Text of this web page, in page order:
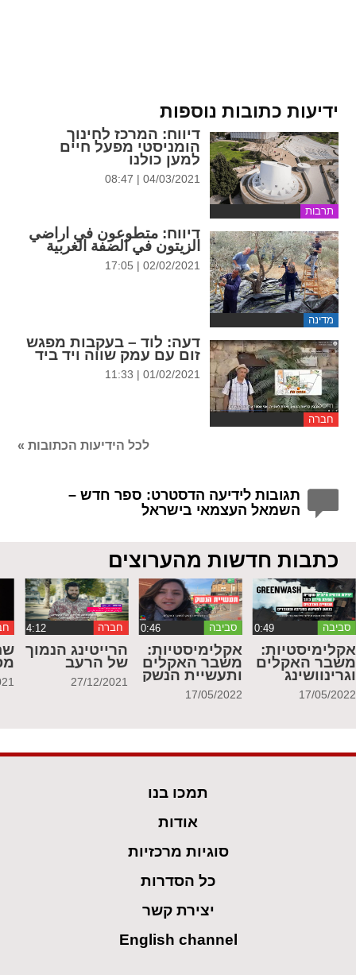
ידיעות כתובות נוספות
תרבות
דיווח: המרכז לחינוך
הומניסטי מפעל חיים
למען כולנו
04/03/2021 | 08:47
מדינה
דיווח: متطوعون في اراضي
الزيتون في الضفة الغربية
02/02/2021 | 17:05
חברה
דעה: לוד – בעקבות מפגש
זום עם עמק שווה ויד ביד
01/02/2021 | 11:33
לכל הידיעות הכתובות »
תגובות לידיעה הדסטרט: ספר חדש –
השמאל העצמאי בישראל
כתבות חדשות מהערוצים
סביבה
אקלימיסטיות:
משבר האקלים
וגרינוושינג
17/05/2022
סביבה ‏0:46
אקלימיסטיות:
משבר האקלים
ותעשיית הנשק
17/05/2022
חברה
הרייטינג הנמוך
של הרעב
27/12/2021
תמכו בנו
אודות
סוגיות מרכזיות
כל הסדרות
יצירת קשר
English channel